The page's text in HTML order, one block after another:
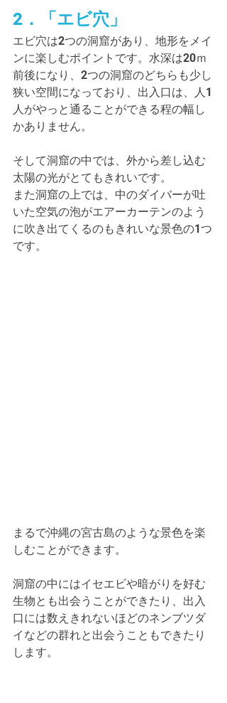
2．「エビ穴」
エビ穴は2つの洞窟があり、地形をメイ
ンに楽しむポイントです。水深は20ｍ
前後になり、2つの洞窟のどちらも少し
狭い空間になっており、出入口は、人1
人がやっと通ることができる程の幅し
かありません。
そして洞窟の中では、外から差し込む
太陽の光がとてもきれいです。
また洞窟の上では、中のダイバーが吐
いた空気の泡がエアーカーテンのよう
に吹き出てくるのもきれいな景色の1つ
です。
まるで沖縄の宮古島のような景色を楽
しむことができます。
洞窟の中にはイセエビや暗がりを好む
生物とも出会うことができたり、出入
口には数えきれないほどのネンブツダ
イなどの群れと出会うこともできたり
します。